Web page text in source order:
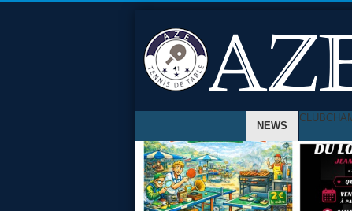
NEWS
CLUB